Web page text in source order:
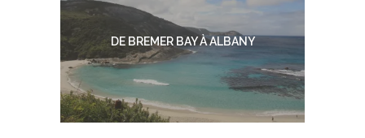
DE BREMER BAY À ALBANY